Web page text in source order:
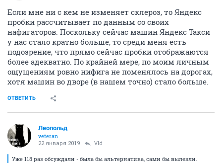
Если мне ни с кем не изменяет склероз, то Яндекс
пробки рассчитывает по данным со своих
нафигаторов. Поскольку сейчас машин Яндекс Такси
у нас стало кратно больше, то среди меня есть
подозрение, что прямо сейчас пробки отображаются
более адекватно. По крайней мере, по моим личным
ощущениям ровно нифига не поменялось на дорогах,
хотя машин во дворе (в нашем точно) стало больше.
ОТВЕТИТЬ
Леопольд
veteran
22 января 2019 Vld
Уже 118 раз обсуждали - была бы альтернатива, сами бы вылезли.